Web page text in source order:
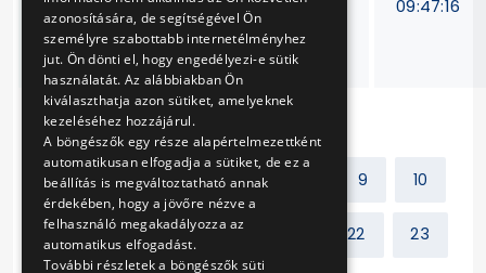
járművekhez
napfényvédő rolók
beszerzése
V-
433/14.
09:47:16
Előző 1 2 ... 9 10
11 12 13 14 22 23
azonosítására, de segítségével Ön
személyre szabottabb internetélményhez
jut. Ön dönti el, hogy engedélyezi-e sütik
használatát. Az alábbiakban Ön
kiválaszthatja azon sütiket, amelyeknek
kezeléséhez hozzájárul.
A böngészők egy része alapértelmezettként
automatikusan elfogadja a sütiket, de ez a
beállítás is megváltoztatható annak
érdekében, hogy a jövőre nézve a
felhasználó megakadályozza az
automatikus elfogadást.
További részletek a böngészők süti